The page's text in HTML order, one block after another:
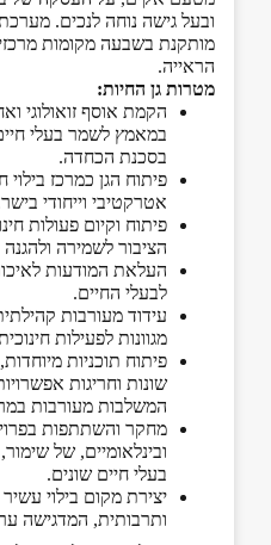
ובעל גישה נוחה לנכים.
מותקנת בשבעה מקומות
הראייה.
מטרות גן החיות:
הקמת אוסף זואולוגי
במאמץ לשמר בעלי
בסכנת הכחדה.
פיתוח הגן כמרכז בילוי
אטרקטיבי וייחודי
פיתוח וקיום פעולות
הציבור לשמירה
העלאת המודעות
לבעלי החיים.
עידוד מעורבות
מגוונות לפעילות
פיתוח תוכניות
שונות וחריגות
המשלבות מעורבות
מחקר והשתתפות
ובינלאומיים, של
בעלי חיים שונים.
יצירת מקום בילוי
ותרבותית, המדגישה